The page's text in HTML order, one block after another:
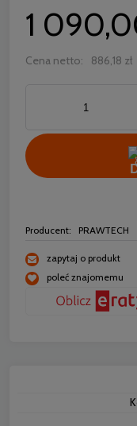
1
Cena netto: 886,18 zł
Producent: PRAWTECH
zapytaj o produkt
poleć znajomemu